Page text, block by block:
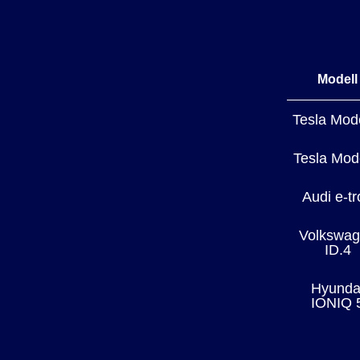
Modell
Tesla
Tesla
Audi e-
ID.4
IONIQ